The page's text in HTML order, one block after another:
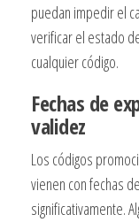
puedan impedir el
verificar el estado
cualquier código.
Fechas de
validez
Los códigos
vienen con fechas
significativamente.